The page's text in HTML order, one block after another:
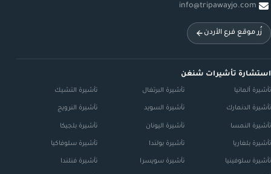
info@tripawayjo.com
زُر موقع فرع الأردن
استشارة تأشيرات شنغن
تأشيرة ألمانيا تأشيرة البرتغال تأشيرة التشيك
تأشيرة الدنمارك تأشيرة السويد تأشيرة النرويج
تأشيرة النمسا تأشيرة اليونان تأشيرة بلجيكا
تأشيرة بلغاريا تأشيرة بولندا تأشيرة سلوفاكيا
تأشيرة سلوفينيا تأشيرة سويسرا تأشيرة فنلندا